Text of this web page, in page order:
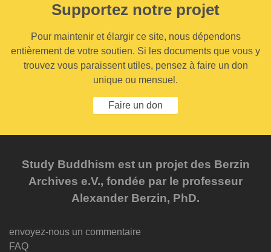
Supportez notre projet
Pour maintenir et élargir ce site, nous dépendons
entièrement de votre soutien. Si les documents que vous y
trouvez vous paraissent utiles, pensez à faire un don
unique ou mensuel.
Faire un don
Study Buddhism est un projet des Berzin
Archives e.V., fondée par le professeur
Alexander Berzin, PhD.
envoyez-nous un commentaire
FAQ